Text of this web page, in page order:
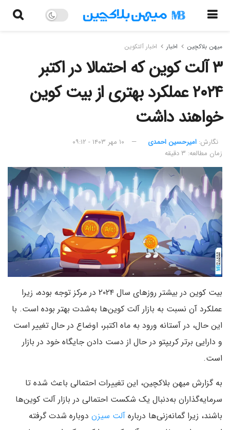
میهن بلاکچین اخبار اخبار آلتکوین
۳ آلت‌ کوین که احتمالا در اکتبر
۲۰۲۴ عملکرد بهتری از بیت‌ کوین
خواهند داشت
نگارش:‌ امیرحسین احمدی
۱۰ مهر ۱۴۰۳ - ۰۹:۱۲
زمان مطالعه: ۳ دقیقه
بیت کوین در بیشتر روزهای سال ۲۰۲۴ در مرکز توجه‌ بوده، زیرا
عملکرد آن نسبت به بازار آلت کوین‌ها به‌شدت بهتر بوده است. با
این حال، در آستانه ورود به ماه اکتبر، اوضاع در حال تغییر است
و دارایی برتر کریپتو در حال از دست دادن جایگاه خود در بازار
است.
به گزارش میهن بلاکچین، این تغییرات احتمالی باعث شده تا
سرمایه‌گذاران به‌دنبال یک شکست احتمالی در بازار آلت کوین‌ها
باشند، زیرا گمانه‌زنی‌ها درباره آلت‌ سیزن دوباره شدت گرفته